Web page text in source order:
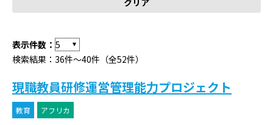
表示件数：
検索結果：36件～40件（全52件）
現職教員研修運営管理能力プロジェクト
教育 アフリカ